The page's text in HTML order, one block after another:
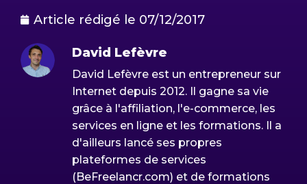
Article rédigé le 07/12/2017
David Lefèvre
David Lefèvre est un entrepreneur sur
Internet depuis 2012. Il gagne sa vie
grâce à l'affiliation, l'e-commerce, les
services en ligne et les formations. Il a
d'ailleurs lancé ses propres
plateformes de services
(BeFreelancr.com) et de formations